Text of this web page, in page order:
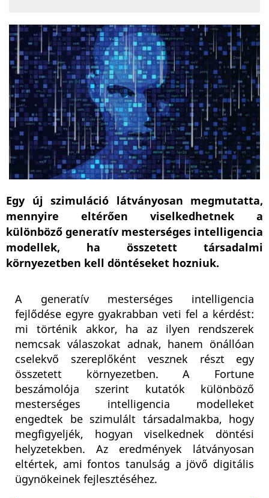
Egy új szimuláció látványosan megmutatta,
mennyire eltérően viselkedhetnek a
különböző generatív mesterséges intelligencia
modellek, ha összetett társadalmi
környezetben kell döntéseket hozniuk.
A generatív mesterséges intelligencia
fejlődése egyre gyakrabban veti fel a kérdést:
mi történik akkor, ha az ilyen rendszerek
nemcsak válaszokat adnak, hanem önállóan
cselekvő szereplőként vesznek részt egy
összetett környezetben. A Fortune
beszámolója szerint kutatók különböző
mesterséges intelligencia modelleket
engedtek be szimulált társadalmakba, hogy
megfigyeljék, hogyan viselkednek döntési
helyzetekben. Az eredmények látványosan
eltértek, ami fontos tanulság a jövő digitális
ügynökeinek fejlesztéséhez.